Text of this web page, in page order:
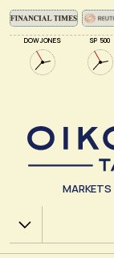
DOW JONES SP 500
MARKETS
Χ.Α.